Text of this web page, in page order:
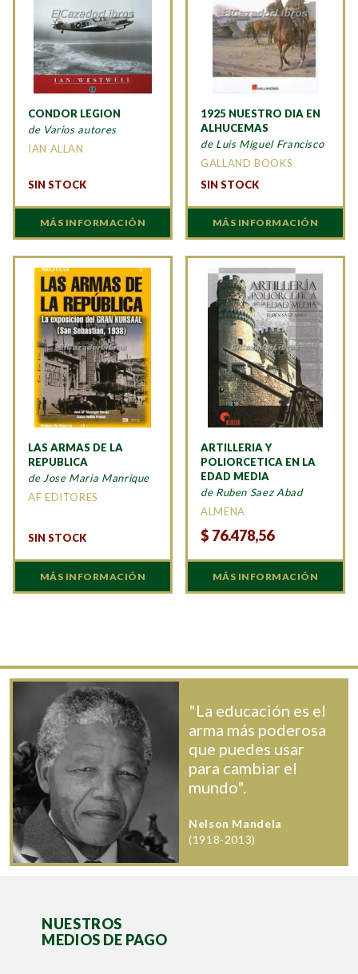
CONDOR LEGION
de Varios autores
IAN ALLAN
SIN STOCK
MÁS INFORMACIÓN
1925 NUESTRO DIA EN
ALHUCEMAS
de Luis Miguel Francisco
GALLAND BOOKS
SIN STOCK
MÁS INFORMACIÓN
LAS ARMAS DE LA
REPUBLICA
de Jose Maria Manrique
AF EDITORES
SIN STOCK
MÁS INFORMACIÓN
ARTILLERIA Y
POLIORCETICA EN LA
EDAD MEDIA
de Ruben Saez Abad
ALMENA
$ 76.478,56
MÁS INFORMACIÓN
"La educación es el
arma más poderosa
que puedes usar
para cambiar el
mundo".
Nelson Mandela
(1918-2013)
NUESTROS
MEDIOS DE PAGO